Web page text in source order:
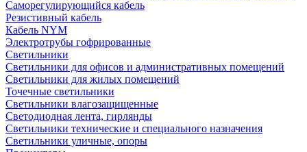
Саморегулирующийся кабель
Резистивный кабель
Кабель NYM
Электротрубы гофрированные
Светильники
Светильники для офисов и административных помещений
Светильники для жилых помещений
Точечные светильники
Светильники влагозащищенные
Светодиодная лента, гирлянды
Светильники технические и специального назначения
Светильники уличные, опоры